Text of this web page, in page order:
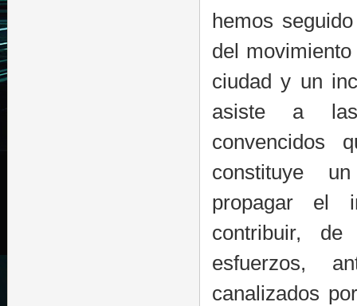
hemos
del
ciudad y un
asiste a las
convencidos
constituye
propagar el
contribuir,
esfuerzos,
canalizados